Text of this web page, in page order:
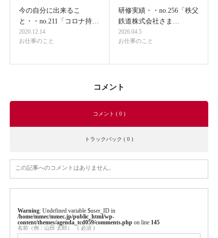
今の自分に出来るこ
と・・no.211「コロナ持…
2020.12.14
お仕事のこと
研修実績・・no.256「秩父
鉄道株式会社さま…
2026.04.5
お仕事のこと
コメント
コメント ( 0 )
トラックバック ( 0 )
この記事へのコメントはありません。
Warning : Undefined variable $user_ID in
/home/mmec/mmec.jp/public_html/wp-
content/themes/agenda_tcd059/comments.php on line 145
名前（例：山田 太郎） ( 必須 )